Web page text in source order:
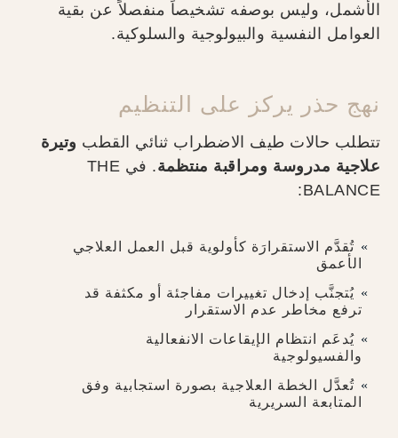
الأشمل، وليس بوصفه تشخيصاً منفصلاً عن بقية
العوامل النفسية والبيولوجية والسلوكية.
نهج حذر يركز على التنظيم
تتطلب حالات طيف الاضطراب ثنائي القطب وتيرة
علاجية مدروسة ومراقبة منتظمة
. في THE
BALANCE:
تُقدَّم الاستقرارَة كأولوية قبل العمل العلاجي
الأعمق
يُتجنَّب إدخال تغييرات مفاجئة أو مكثفة قد
ترفع مخاطر عدم الاستقرار
يُدعَم انتظام الإيقاعات الانفعالية
والفسيولوجية
تُعدَّل الخطة العلاجية بصورة استجابية وفق
المتابعة السريرية